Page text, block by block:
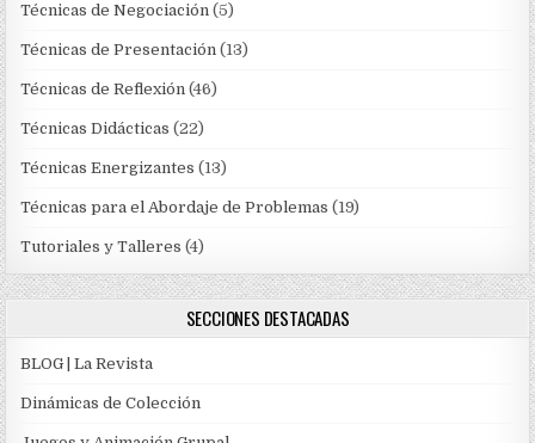
Técnicas de Negociación (5)
Técnicas de Presentación (13)
Técnicas de Reflexión (46)
Técnicas Didácticas (22)
Técnicas Energizantes (13)
Técnicas para el Abordaje de Problemas (19)
Tutoriales y Talleres (4)
SECCIONES DESTACADAS
BLOG | La Revista
Dinámicas de Colección